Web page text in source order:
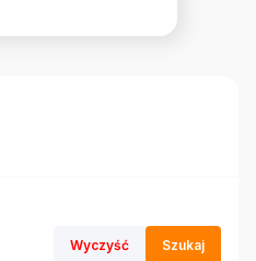
Wyczyść Szukaj